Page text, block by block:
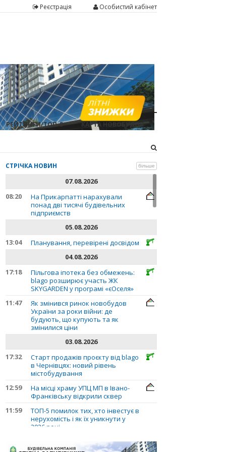
Реєстрація Особистий кабінет
РЕЙТИНГИ/ТОП-5 КАРТА НОВОБУДОВ
СТРІЧКА НОВИН більше
07.08.2026
08:20
На Прикарпатті нарахували
понад дві тисячі будівельних
підприємств
05.08.2026
13:04
Планування, перевірені досвідом
04.08.2026
17:18
Пільгова іпотека без обмежень:
blago розширює участь ЖК
SKYGARDEN у програмі «єОселя»
11:47
Як змінився ринок новобудов
України за роки війни: де
будують, що купують та як
змінилися ціни
03.08.2026
17:32
Старт продажів проєкту від blago
в Чернівцях: новий рівень
містобудування
12:59
На місці храму УПЦ МП в Івано-
Франківську відкрили сквер
11:59
ТОП-5 помилок тих, хто інвестує в
нерухомість і як їх уникнути у
2026 році
Планування, перевірені досвідом